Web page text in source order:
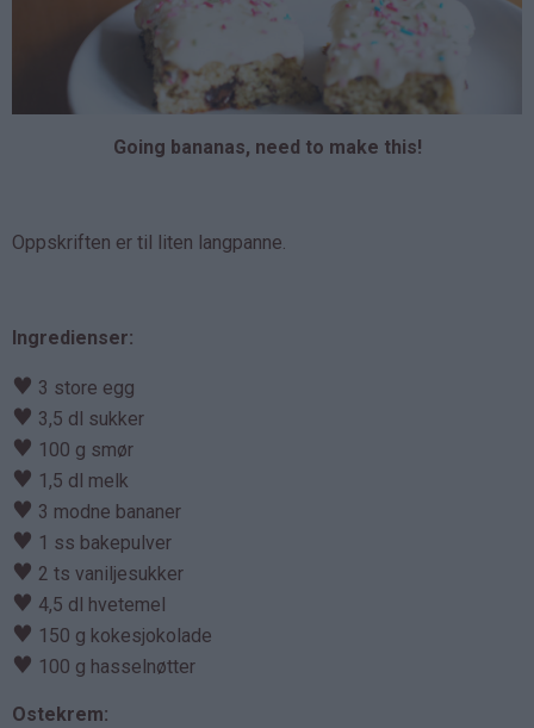
Going bananas, need to make this!
Oppskriften er til liten langpanne.
Ingredienser:
♥ 3 store egg
♥ 3,5 dl sukker
♥ 100 g smør
♥ 1,5 dl melk
♥ 3 modne bananer
♥ 1 ss bakepulver
♥ 2 ts vaniljesukker
♥ 4,5 dl hvetemel
♥ 150 g kokesjokolade
♥ 100 g hasselnøtter
Ostekrem: